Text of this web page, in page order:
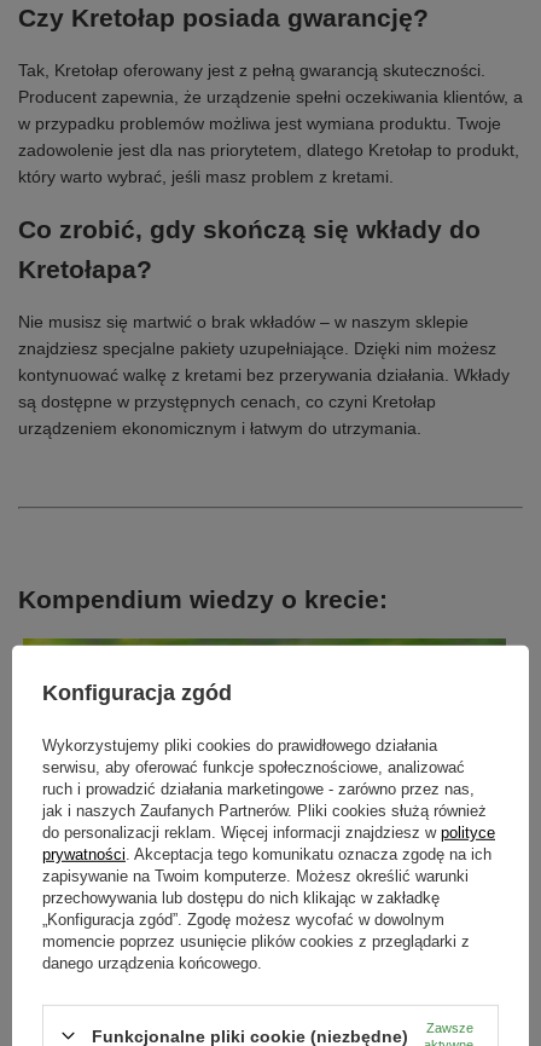
Czy Kretołap posiada gwarancję?
Tak, Kretołap oferowany jest z pełną gwarancją skuteczności.
Producent zapewnia, że urządzenie spełni oczekiwania klientów, a
w przypadku problemów możliwa jest wymiana produktu. Twoje
zadowolenie jest dla nas priorytetem, dlatego Kretołap to produkt,
który warto wybrać, jeśli masz problem z kretami.
Co zrobić, gdy skończą się wkłady do
Kretołapa?
Nie musisz się martwić o brak wkładów – w naszym sklepie
znajdziesz specjalne pakiety uzupełniające. Dzięki nim możesz
kontynuować walkę z kretami bez przerywania działania. Wkłady
są dostępne w przystępnych cenach, co czyni Kretołap
urządzeniem ekonomicznym i łatwym do utrzymania.
Kompendium wiedzy o krecie:
Dlaczego kret kopie tunele?
Konfiguracja zgód
Wykorzystujemy pliki cookies do prawidłowego działania
serwisu, aby oferować funkcje społecznościowe, analizować
ruch i prowadzić działania marketingowe - zarówno przez nas,
jak i naszych Zaufanych Partnerów. Pliki cookies służą również
do personalizacji reklam. Więcej informacji znajdziesz w polityce
prywatności . Akceptacja tego komunikatu oznacza zgodę na ich
zapisywanie na Twoim komputerze. Możesz określić warunki
przechowywania lub dostępu do nich klikając w zakładkę
„Konfiguracja zgód”. Zgodę możesz wycofać w dowolnym
momencie poprzez usunięcie plików cookies z przeglądarki z
danego urządzenia końcowego.
Funkcjonalne pliki cookie (niezbędne)
Zawsze